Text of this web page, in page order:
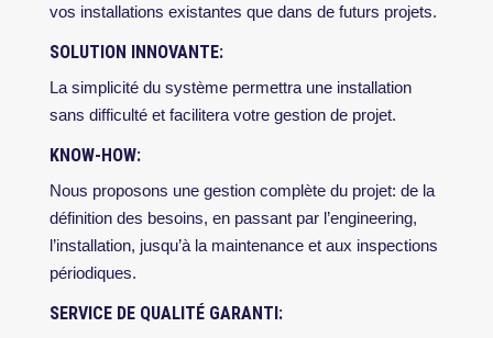
vos installations existantes que dans de futurs projets.
SOLUTION INNOVANTE:
La simplicité du système permettra une installation
sans difficulté et facilitera votre gestion de projet.
KNOW-HOW:
Nous proposons une gestion complète du projet: de la
définition des besoins, en passant par l’engineering,
l’installation, jusqu’à la maintenance et aux inspections
périodiques.
SERVICE DE QUALITÉ GARANTI: